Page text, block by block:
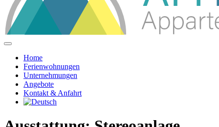
Home
Ferienwohnungen
Unternehmungen
Angebote
Kontakt & Anfahrt